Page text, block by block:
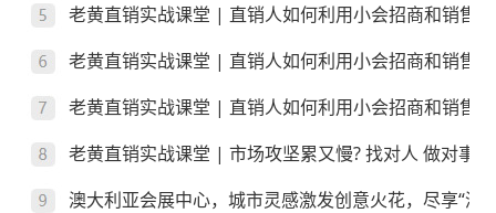
老黄直销实战课堂 | 直销人如何利用小会招商和销售
老黄直销实战课堂 | 直销人如何利用小会招商和销售
老黄直销实战课堂 | 直销人如何利用小会招商和销售
老黄直销实战课堂 | 市场攻坚累又慢? 找对人 做对事
澳大利亚会展中心，城市灵感激发创意火花，尽享“澳”